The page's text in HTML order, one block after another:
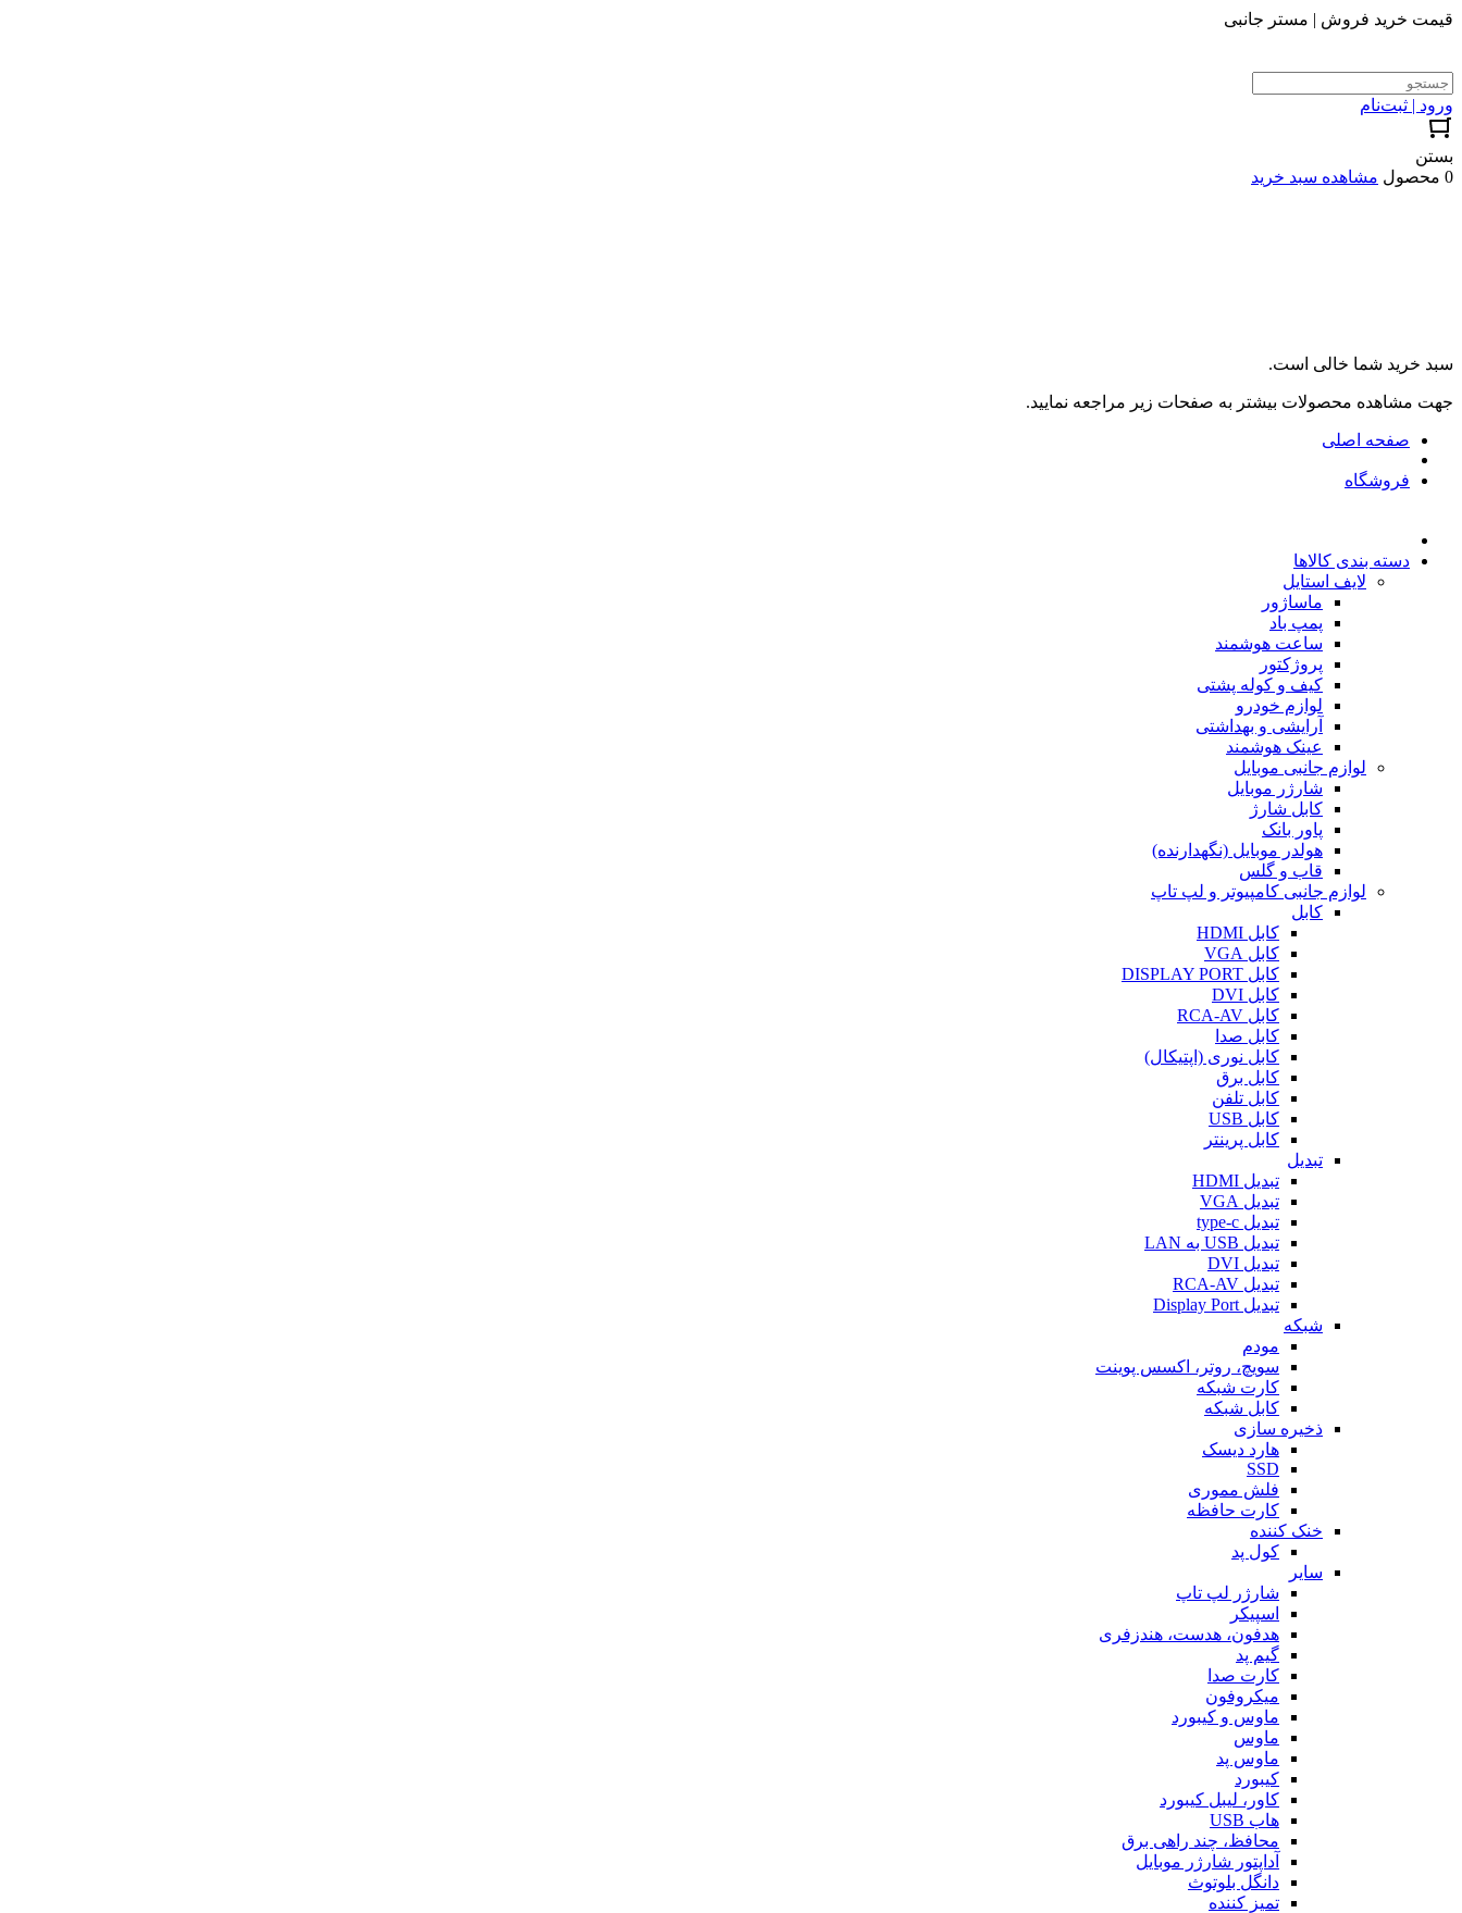
قیمت خرید فروش | مستر جانبی
ورود | ثبت‌نام
بستن
0 محصول
مشاهده سبد خرید
سبد خرید شما خالی است.
جهت مشاهده محصولات بیشتر به صفحات زیر مراجعه نمایید.
صفحه اصلی
فروشگاه
دسته بندی کالاها
لایف استایل
ماساژور
پمپ باد
ساعت هوشمند
پروژکتور
کیف و کوله پشتی
لوازم خودرو
آرایشی و بهداشتی
عینک هوشمند
لوازم جانبی موبایل
شارژر موبایل
کابل شارژ
پاور بانک
هولدر موبایل (نگهدارنده)
قاب و گلس
لوازم جانبی کامپیوتر و لپ تاپ
کابل
کابل HDMI
کابل VGA
کابل DISPLAY PORT
کابل DVI
کابل RCA-AV
کابل صدا
کابل نوری (اپتیکال)
کابل برق
کابل تلفن
کابل USB
کابل پرینتر
تبدیل
تبدیل HDMI
تبدیل VGA
تبدیل type-c
تبدیل USB به LAN
تبدیل DVI
تبدیل RCA-AV
تبدیل Display Port
شبکه
مودم
سویچ، روتر، اکسس پوینت
کارت شبکه
کابل شبکه
ذخیره سازی
هارد دیسک
SSD
فلش مموری
کارت حافظه
خنک کننده
کول پد
سایر
شارژر لپ تاپ
اسپیکر
هدفون، هدست، هندزفری
گیم پد
کارت صدا
میکروفون
ماوس و کیبورد
ماوس
ماوس پد
کیبورد
کاور، لیبل کیبورد
هاب USB
محافظ، چند راهی برق
آداپتور شارژر موبایل
دانگل بلوتوث
تمیز کننده